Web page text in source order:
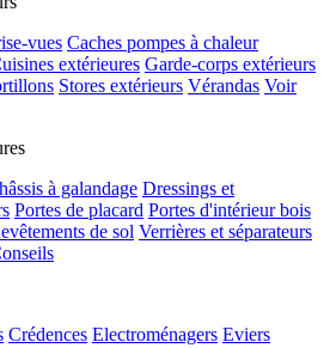
vues Caches pompes à chaleur
extérieures Garde-corps extérieurs
Stores extérieurs Vérandas Voir
à galandage Dressings et
Portes de placard Portes d'intérieur bois
de sol Verrières et séparateurs
Crédences Electroménagers Eviers